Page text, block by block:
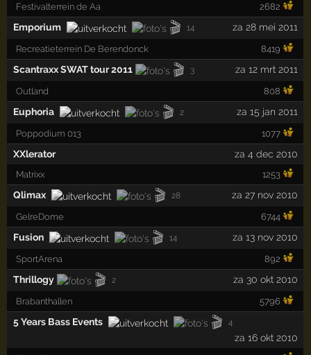
Festivalterrein de Aa 2682
Emporium 🎬 14 za 28 mei 2011
Recreatieterrein De Berendonck 8419
Scantraxx SWAT tour 2011 🎬 3 za 12 mrt 2011
Outland 808
Euphoria 🎬 2 za 15 jan 2011
Poppodium 013 1077
XXlerator za 4 dec 2010
Matrixx 1253
Qlimax 🎬 28 za 27 nov 2010
GelreDome 6744
Fusion 🎬 14 za 13 nov 2010
SportArena 892
Thrillogy 🎬 2 za 30 okt 2010
Brabanthallen 5796
5 Years Bass Events 🎬 4
za 16 okt 2010